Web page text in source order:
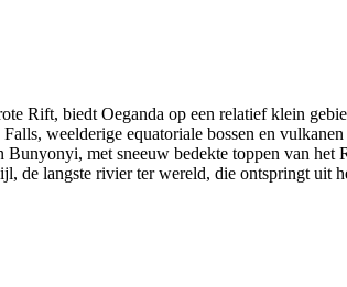
Rift, biedt Oeganda op een relatief klein
weelderige equatoriale bossen en
met sneeuw bedekte toppen van
de langste rivier ter wereld, die ontspringt